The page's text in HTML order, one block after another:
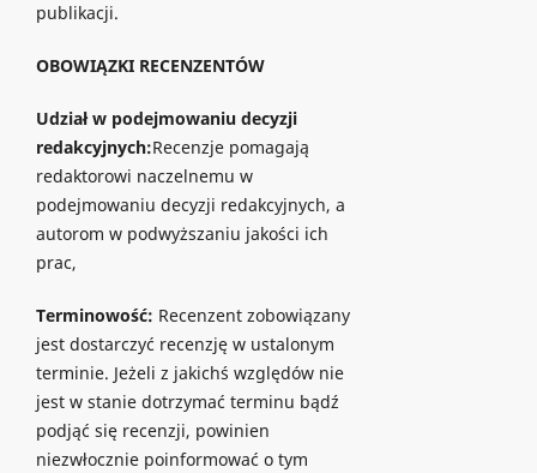
publikacji.
OBOWIĄZKI RECENZENTÓW
Udział w podejmowaniu decyzji
redakcyjnych:Recenzje pomagają
redaktorowi naczelnemu w
podejmowaniu decyzji redakcyjnych, a
autorom w podwyższaniu jakości ich
prac,
Terminowość: Recenzent zobowiązany
jest dostarczyć recenzję w ustalonym
terminie. Jeżeli z jakichś względów nie
jest w stanie dotrzymać terminu bądź
podjąć się recenzji, powinien
niezwłocznie poinformować o tym